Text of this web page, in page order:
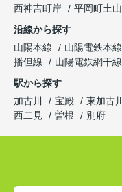
西神吉町岸
平岡町土山
沿線から探す
山陽本線
山陽電鉄本線
播但線
山陽電鉄網干線
駅から探す
加古川
宝殿 東加古川
西二見
曽根 別府